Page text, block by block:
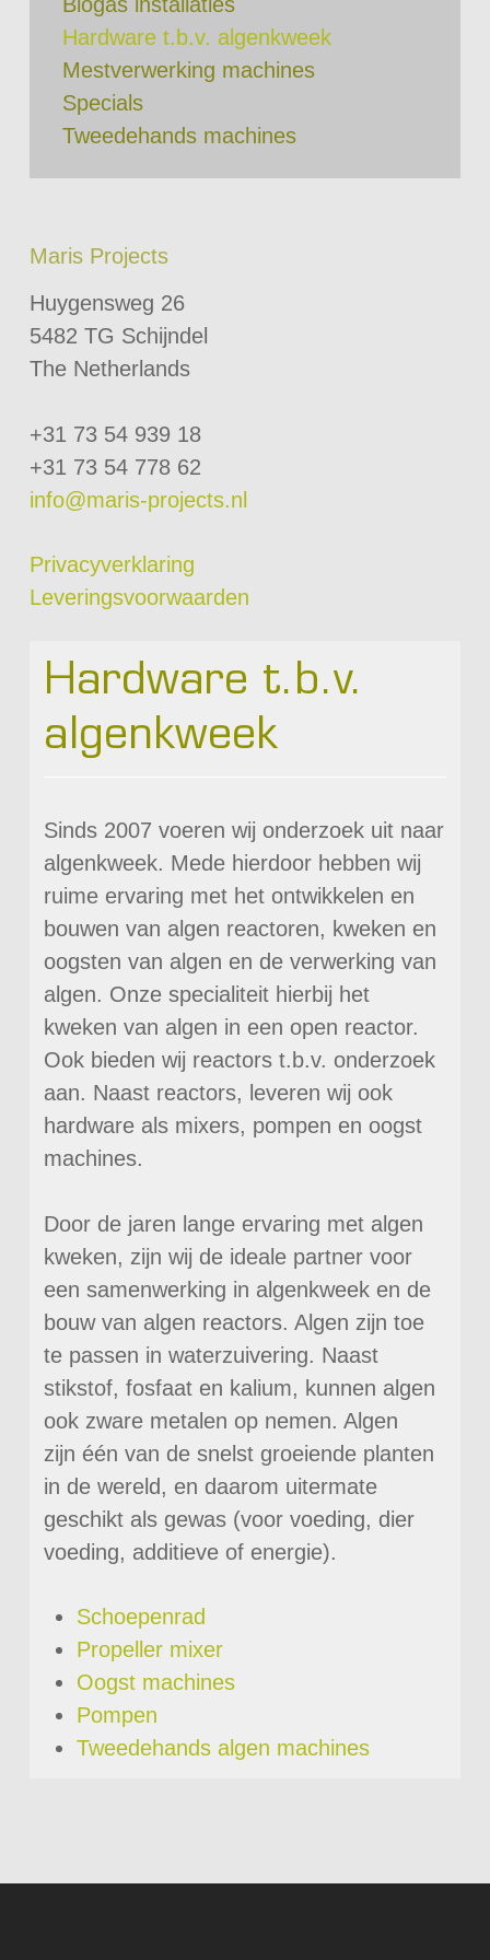
Hardware t.b.v. algenkweek
Mestverwerking machines
Specials
Tweedehands machines
Maris Projects
Huygensweg 26
5482 TG Schijndel
The Netherlands
+31 73 54 939 18
+31 73 54 778 62
info@maris-projects.nl
Privacyverklaring
Leveringsvoorwaarden
Hardware t.b.v.
algenkweek
Sinds 2007 voeren wij onderzoek uit naar
algenkweek. Mede hierdoor hebben wij
ruime ervaring met het ontwikkelen en
bouwen van algen reactoren, kweken en
oogsten van algen en de verwerking van
algen. Onze specialiteit hierbij het
kweken van algen in een open reactor.
Ook bieden wij reactors t.b.v. onderzoek
aan. Naast reactors, leveren wij ook
hardware als mixers, pompen en oogst
machines.
Door de jaren lange ervaring met algen
kweken, zijn wij de ideale partner voor
een samenwerking in algenkweek en de
bouw van algen reactors. Algen zijn toe
te passen in waterzuivering. Naast
stikstof, fosfaat en kalium, kunnen algen
ook zware metalen op nemen. Algen
zijn één van de snelst groeiende planten
in de wereld, en daarom uitermate
geschikt als gewas (voor voeding, dier
voeding, additieve of energie).
Schoepenrad
Propeller mixer
Oogst machines
Pompen
Tweedehands algen machines